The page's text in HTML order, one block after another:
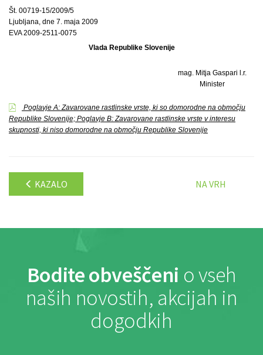
Št. 00719-15/2009/5
Ljubljana, dne 7. maja 2009
EVA 2009-2511-0075
Vlada Republike Slovenije
mag. Mitja Gaspari l.r.
Minister
Poglavje A: Zavarovane rastlinske vrste, ki so domorodne na območju
Republike Slovenije; Poglavje B: Zavarovane rastlinske vrste v interesu
skupnosti, ki niso domorodne na območju Republike Slovenije
KAZALO NA VRH
Bodite obveščeni o vseh
naših novostih, akcijah in
dogodkih